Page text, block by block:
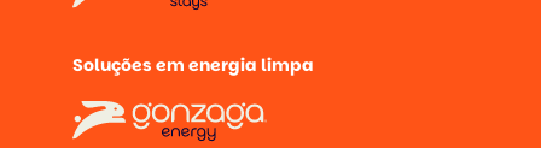
Soluções em energia limpa